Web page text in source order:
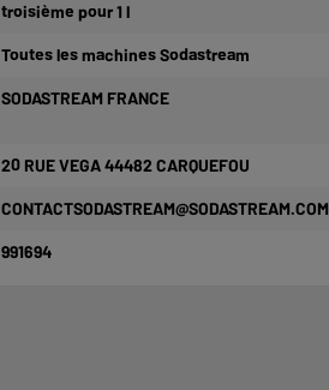
troisième pour 1 l
Toutes les machines Sodastream
SODASTREAM FRANCE
20 RUE VEGA 44482 CARQUEFOU
CONTACTSODASTREAM@SODASTREAM.COM
991694